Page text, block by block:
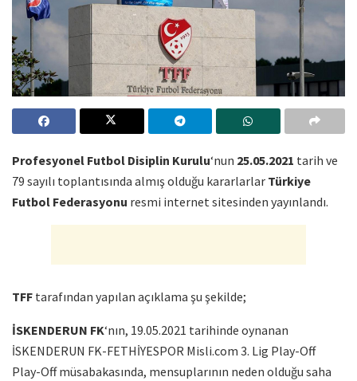
Profesyonel Futbol Disiplin Kurulu‘nun 25.05.2021 tarih ve
79 sayılı toplantısında almış olduğu kararlarlar Türkiye
Futbol Federasyonu resmi internet sitesinden yayınlandı.
TFF tarafından yapılan açıklama şu şekilde;
İSKENDERUN FK‘nın, 19.05.2021 tarihinde oynanan
İSKENDERUN FK-FETHİYESPOR Misli.com 3. Lig Play-Off
Play-Off müsabakasında, mensuplarının neden olduğu saha